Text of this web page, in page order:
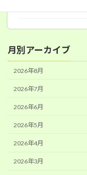
月別アーカイブ
2026年8月
2026年7月
2026年6月
2026年5月
2026年4月
2026年3月